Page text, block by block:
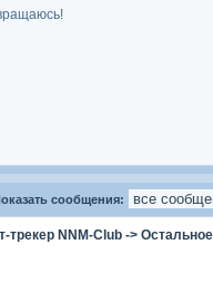
сообщения:
трекер NNM-Club -> Остальное